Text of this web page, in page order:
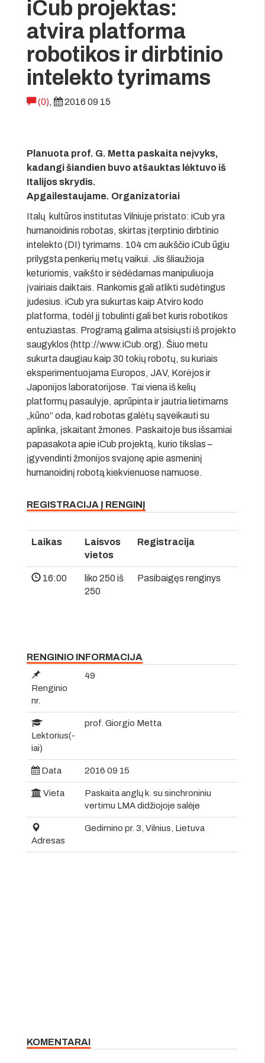
iCub projektas:
atvira platforma
robotikos ir dirbtinio
intelekto tyrimams
(0), 2016 09 15
Planuota prof. G. Metta paskaita neįvyks,
kadangi šiandien buvo atšauktas lėktuvo iš
Italijos skrydis.
Apgailestaujame. Organizatoriai
Italų kultūros institutas Vilniuje pristato: iCub yra
humanoidinis robotas, skirtas įterptinio dirbtinio
intelekto (DI) tyrimams. 104 cm aukščio iCub ūgiu
prilygsta penkerių metų vaikui. Jis šliaužioja
keturiomis, vaikšto ir sėdėdamas manipuliuoja
įvairiais daiktais. Rankomis gali atlikti sudėtingus
judesius. iCub yra sukurtas kaip Atviro kodo
platforma, todėl jį tobulinti gali bet kuris robotikos
entuziastas. Programą galima atsisiųsti iš projekto
saugyklos (http://www.iCub.org). Šiuo metu
sukurta daugiau kaip 30 tokių robotų, su kuriais
eksperimentuojama Europos, JAV, Korėjos ir
Japonijos laboratorijose. Tai viena iš kelių
platformų pasaulyje, aprūpinta ir jautria lietimams
„kūno“ oda, kad robotas galėtų sąveikauti su
aplinka, įskaitant žmones. Paskaitoje bus išsamiai
papasakota apie iCub projektą, kurio tikslas –
įgyvendinti žmonijos svajonę apie asmeninį
humanoidinį robotą kiekvienuose namuose.
REGISTRACIJA Į RENGINĮ
Laikas
Laisvos
vietos
Registracija
16:00
liko 250 iš
250
Pasibaigęs renginys
RENGINIO INFORMACIJA
Renginio
nr.
49
Lektorius(-
iai)
prof. Giorgio Metta
Data 2016 09 15
Vieta
Paskaita anglų k. su sinchroniniu
vertimu LMA didžiojoje salėje
Adresas
Gedimino pr. 3, Vilnius, Lietuva
KOMENTARAI